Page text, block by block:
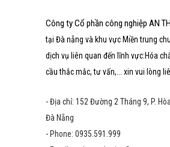
Công ty Cổ phần công nghiệp AN
tại Đà nẵng và khu vực Miền trung
dịch vụ liên quan đến lĩnh vực:Hóa
cầu thắc mắc, tư vấn,... xin vui lòng
- Địa chỉ: 152 Đường 2 Tháng 9, P.
Đà Nẵng
- Phone: 0935.591.999